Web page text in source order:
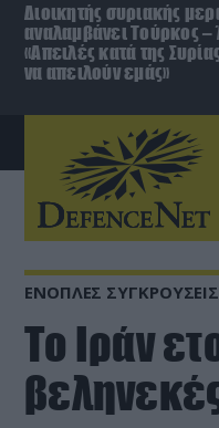
Διοικητής συριακής
αναλαμβάνει Τούρκος
«Απειλές κατά της
να απειλούν εμάς»
ΕΝΟΠΛΕΣ ΣΥΓΚΡΟΥΣΕΙΣ
Το Ιράν